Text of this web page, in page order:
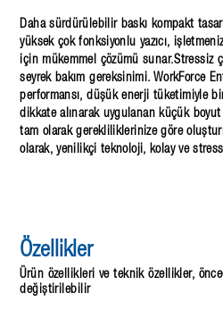
Daha sürdürülebilir baskı kompakt
yüksek çok fonksiyonlu yazıcı,
için mükemmel çözümü sunar.Stressiz
seyrek bakım gereksinimi. WorkForce
performansı, düşük enerji tüketimiyle
dikkate alınarak uygulanan küçük boyut
tam olarak gerekliliklerinize göre
olarak, yenilikçi teknoloji, kolay ve
Özellikler
Ürün özellikleri ve teknik özellikler,
değiştirilebilir